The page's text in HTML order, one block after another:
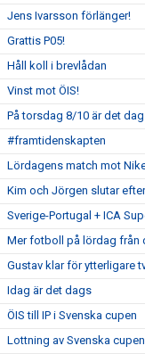
Jens Ivarsson förlänger!
Grattis P05!
Håll koll i brevlådan
Vinst mot ÖIS!
På torsdag 8/10 är det
#framtidenskapten
Lördagens match mot
Kim och Jörgen slutar
Sverige-Portugal + ICA
Mer fotboll på lördag från
Gustav klar för ytterligare
Idag är det dags
ÖIS till IP i Svenska cupen
Lottning av Svenska